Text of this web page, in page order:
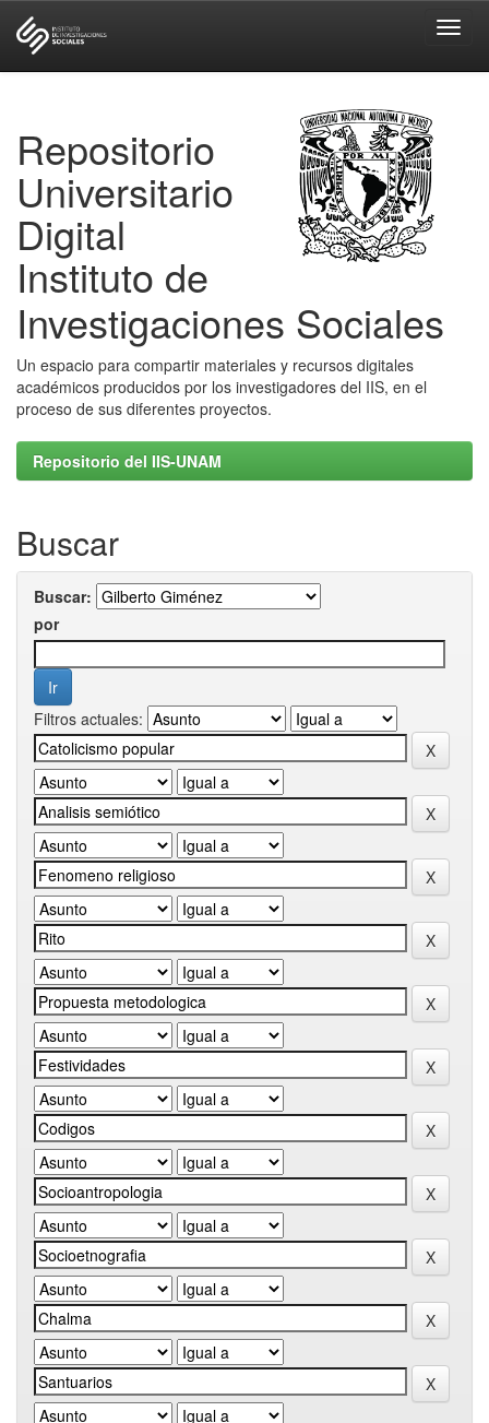
Repositorio
Universitario
Digital
Instituto de
Investigaciones Sociales
Un espacio para compartir materiales y recursos digitales
académicos producidos por los investigadores del IIS, en el
proceso de sus diferentes proyectos.
Repositorio del IIS-UNAM
Buscar
Buscar:
por
Filtros actuales: